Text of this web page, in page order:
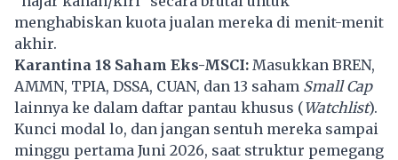
menghabiskan kuota jualan mereka di menit-menit
akhir.
Karantina 18 Saham Eks-MSCI: Masukkan BREN,
AMMN, TPIA, DSSA, CUAN, dan 13 saham Small Cap
lainnya ke dalam daftar pantau khusus (Watchlist).
Kunci modal lo, dan jangan sentuh mereka sampai
minggu pertama Juni 2026, saat struktur pemegang